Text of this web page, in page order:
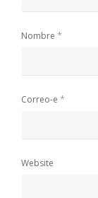
Nombre *
Correo-e *
Website